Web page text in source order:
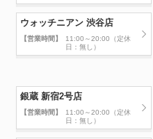
ウォッチニアン 渋谷店
【営業時間】
11:00～20:00（定休
日：無し）
銀蔵 新宿2号店
【営業時間】
11:00～20:00（定休
日：無し）